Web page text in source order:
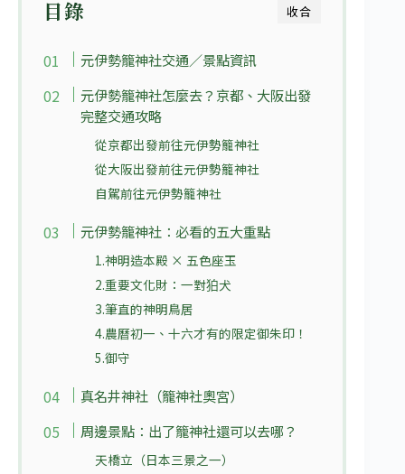
收合
目錄
元伊勢籠神社交通／景點資訊
元伊勢籠神社怎麼去？京都、大阪出發
完整交通攻略
從京都出發前往元伊勢籠神社
從大阪出發前往元伊勢籠神社
自駕前往元伊勢籠神社
元伊勢籠神社：必看的五大重點
1.神明造本殿 × 五色座玉
2.重要文化財：一對狛犬
3.筆直的神明鳥居
4.農曆初一、十六才有的限定御朱印！
5.御守
真名井神社（籠神社奧宮）
周邊景點：出了籠神社還可以去哪？
天橋立（日本三景之一）